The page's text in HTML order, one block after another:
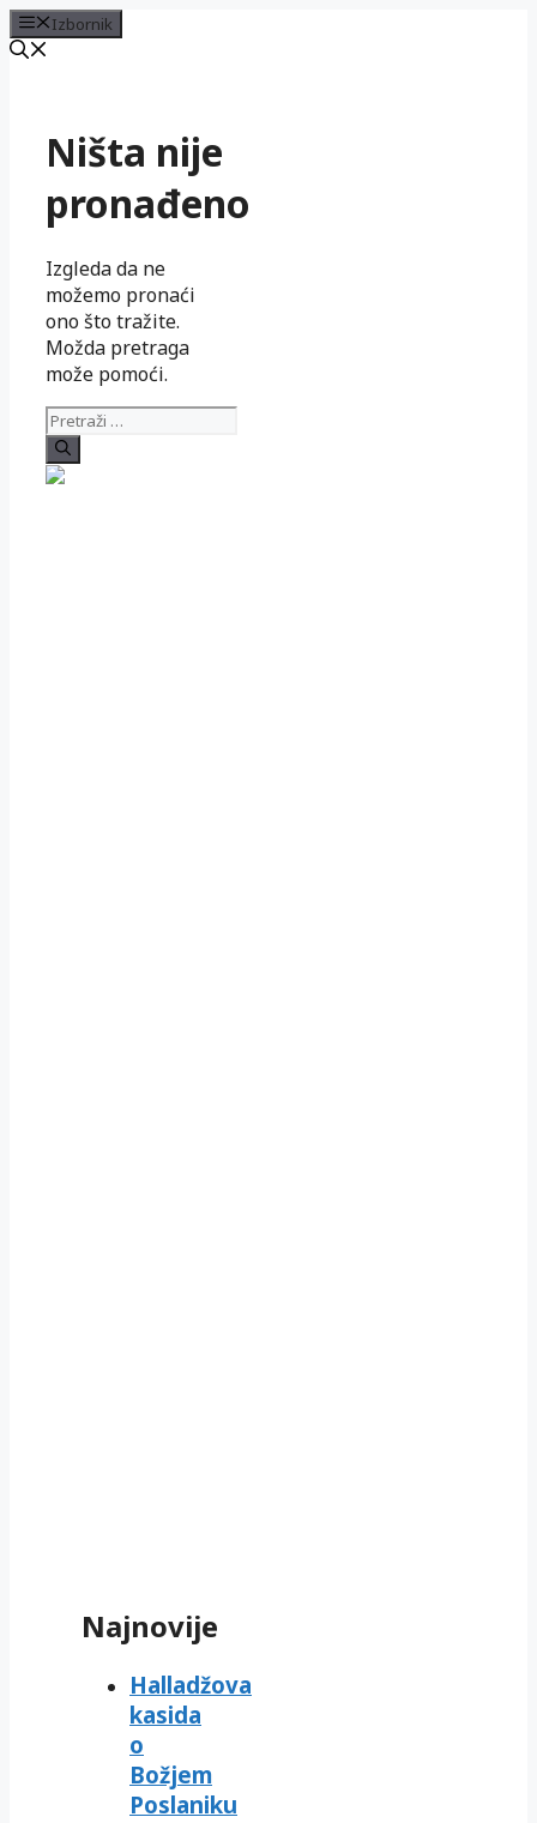
Izbornik
Ništa nije
pronađeno
Izgleda da ne
možemo pronaći
ono što tražite.
Možda pretraga
može pomoći.
Pretraži:
Najnovije
Halladžova
kasida
o
Božjem
Poslaniku